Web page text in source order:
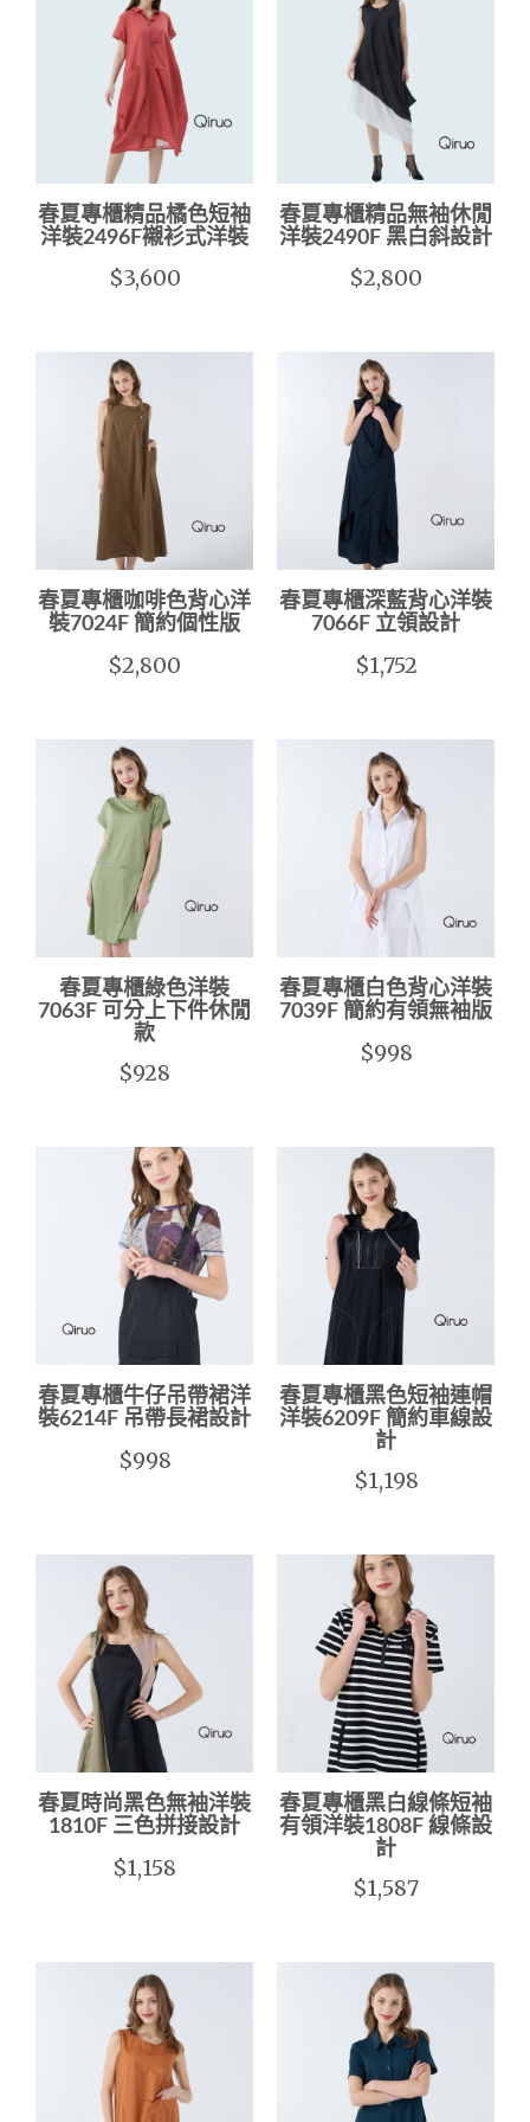
春夏專櫃精品橘色短袖
洋裝2496F襯衫式洋裝
$3,600
春夏專櫃精品無袖休閒
洋裝2490F 黑白斜設計
$2,800
春夏專櫃咖啡色背心洋
裝7024F 簡約個性版
$2,800
春夏專櫃深藍背心洋裝
7066F 立領設計
$1,752
春夏專櫃綠色洋裝
7063F 可分上下件休閒
款
$928
春夏專櫃白色背心洋裝
7039F 簡約有領無袖版
$998
春夏專櫃牛仔吊帶裙洋
裝6214F 吊帶長裙設計
$998
春夏專櫃黑色短袖連帽
洋裝6209F 簡約車線設
計
$1,198
春夏時尚黑色無袖洋裝
1810F 三色拼接設計
$1,158
春夏專櫃黑白線條短袖
有領洋裝1808F 線條設
計
$1,587